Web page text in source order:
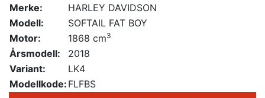
Merke:
HARLEY DAVIDSON
Modell:
SOFTAIL FAT BOY
Motor:
1868 cm3
Årsmodell:
2018
Variant:
LK4
Modellkode: FLFBS